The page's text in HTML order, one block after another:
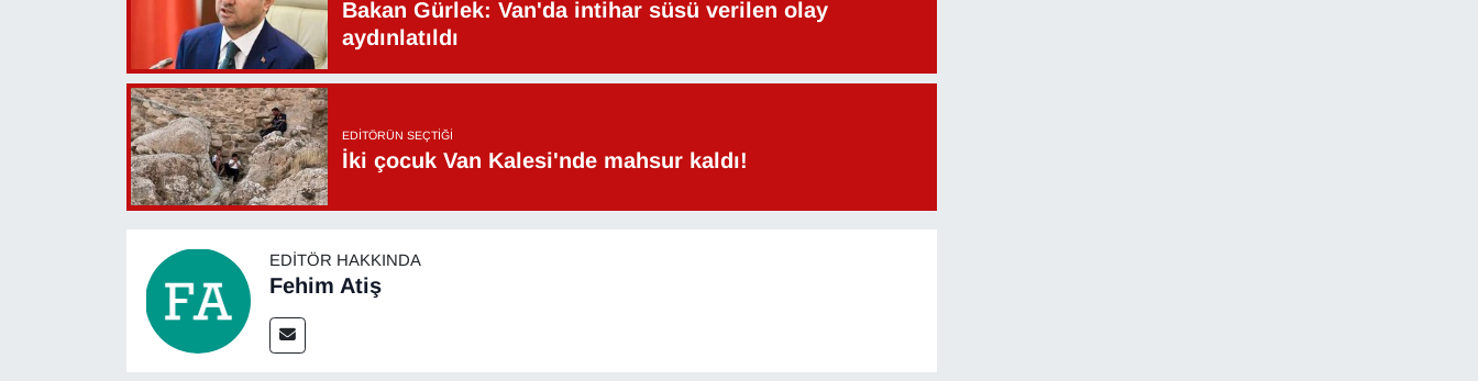
Bakan Gürlek: Van'da intihar süsü verilen olay
aydınlatıldı
EDITÖRÜN SEÇTIĞI
İki çocuk Van Kalesi'nde mahsur kaldı!
EDITÖR HAKKINDA
Fehim Atiş